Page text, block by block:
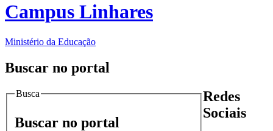
Campus Linhares
Ministério da Educação
Buscar no portal
Busca
Buscar no portal
Redes
Sociais